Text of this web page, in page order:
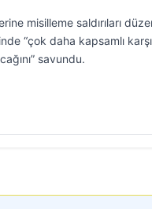
misilleme saldırıları
“çok daha kapsamlı
savundu.